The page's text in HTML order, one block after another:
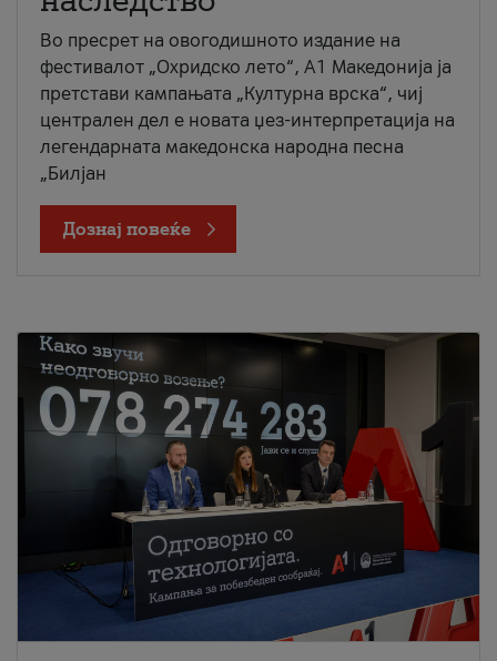
Во пресрет на овогодишното издание на
фестивалот „Охридско лето“, А1 Македонија ја
претстави кампањата „Културна врска“, чиј
централен дел е новата џез-интерпретација на
легендарната македонска народна песна
„Билјан
Дознај повеќе